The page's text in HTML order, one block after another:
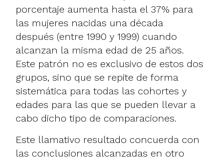
porcentaje aumenta hasta el 37% para
las mujeres nacidas una década
después (entre 1990 y 1999) cuando
alcanzan la misma edad de 25 años.
Este patrón no es exclusivo de estos dos
grupos, sino que se repite de forma
sistemática para todas las cohortes y
edades para las que se pueden llevar a
cabo dicho tipo de comparaciones.
Este llamativo resultado concuerda con
las conclusiones alcanzadas en otro